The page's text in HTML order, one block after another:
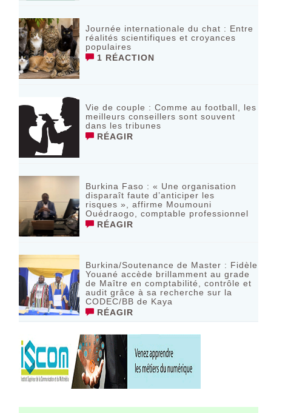
Journée internationale du chat : Entre
réalités scientifiques et croyances
populaires
1 RÉACTION
Vie de couple : Comme au football, les
meilleurs conseillers sont souvent
dans les tribunes
RÉAGIR
Burkina Faso : « Une organisation
disparaît faute d’anticiper les
risques », affirme Moumouni
Ouédraogo, comptable professionnel
RÉAGIR
Burkina/Soutenance de Master : Fidèle
Youané accède brillamment au grade
de Maître en comptabilité, contrôle et
audit grâce à sa recherche sur la
CODEC/BB de Kaya
RÉAGIR